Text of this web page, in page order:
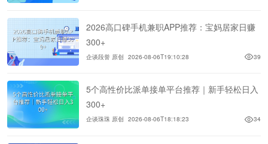
2026高口碑手机兼职APP推荐：宝妈居家日赚
300+
企谈段誉 原创 2026-08-06T19:10:28 39
5个高性价比派单接单平台推荐｜新手轻松日入
300+
企谈珠珠 原创 2026-08-06T18:18:23 34